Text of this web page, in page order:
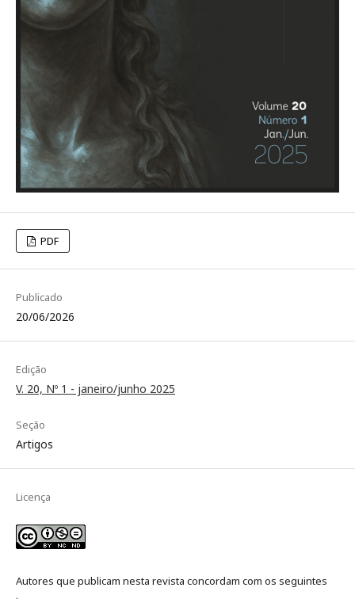
PDF
Publicado
20/06/2026
Edição
V. 20, Nº 1 - janeiro/junho 2025
Seção
Artigos
Licença
Autores que publicam nesta revista concordam com os seguintes